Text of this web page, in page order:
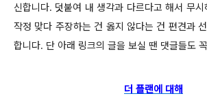
신합니다. 덧붙여 내 생각과 다르다고 해서 무
작정 맞다 주장하는 건 옳지 않다는 건 편견과
합니다. 단 아래 링크의 글을 보실 땐 댓글들도
더 플랜에 대해